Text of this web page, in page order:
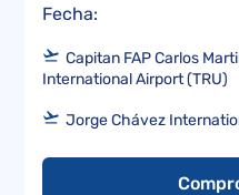
Fecha:
Capitan FAP Carlos
International Airport (TRU)
Jorge Chávez